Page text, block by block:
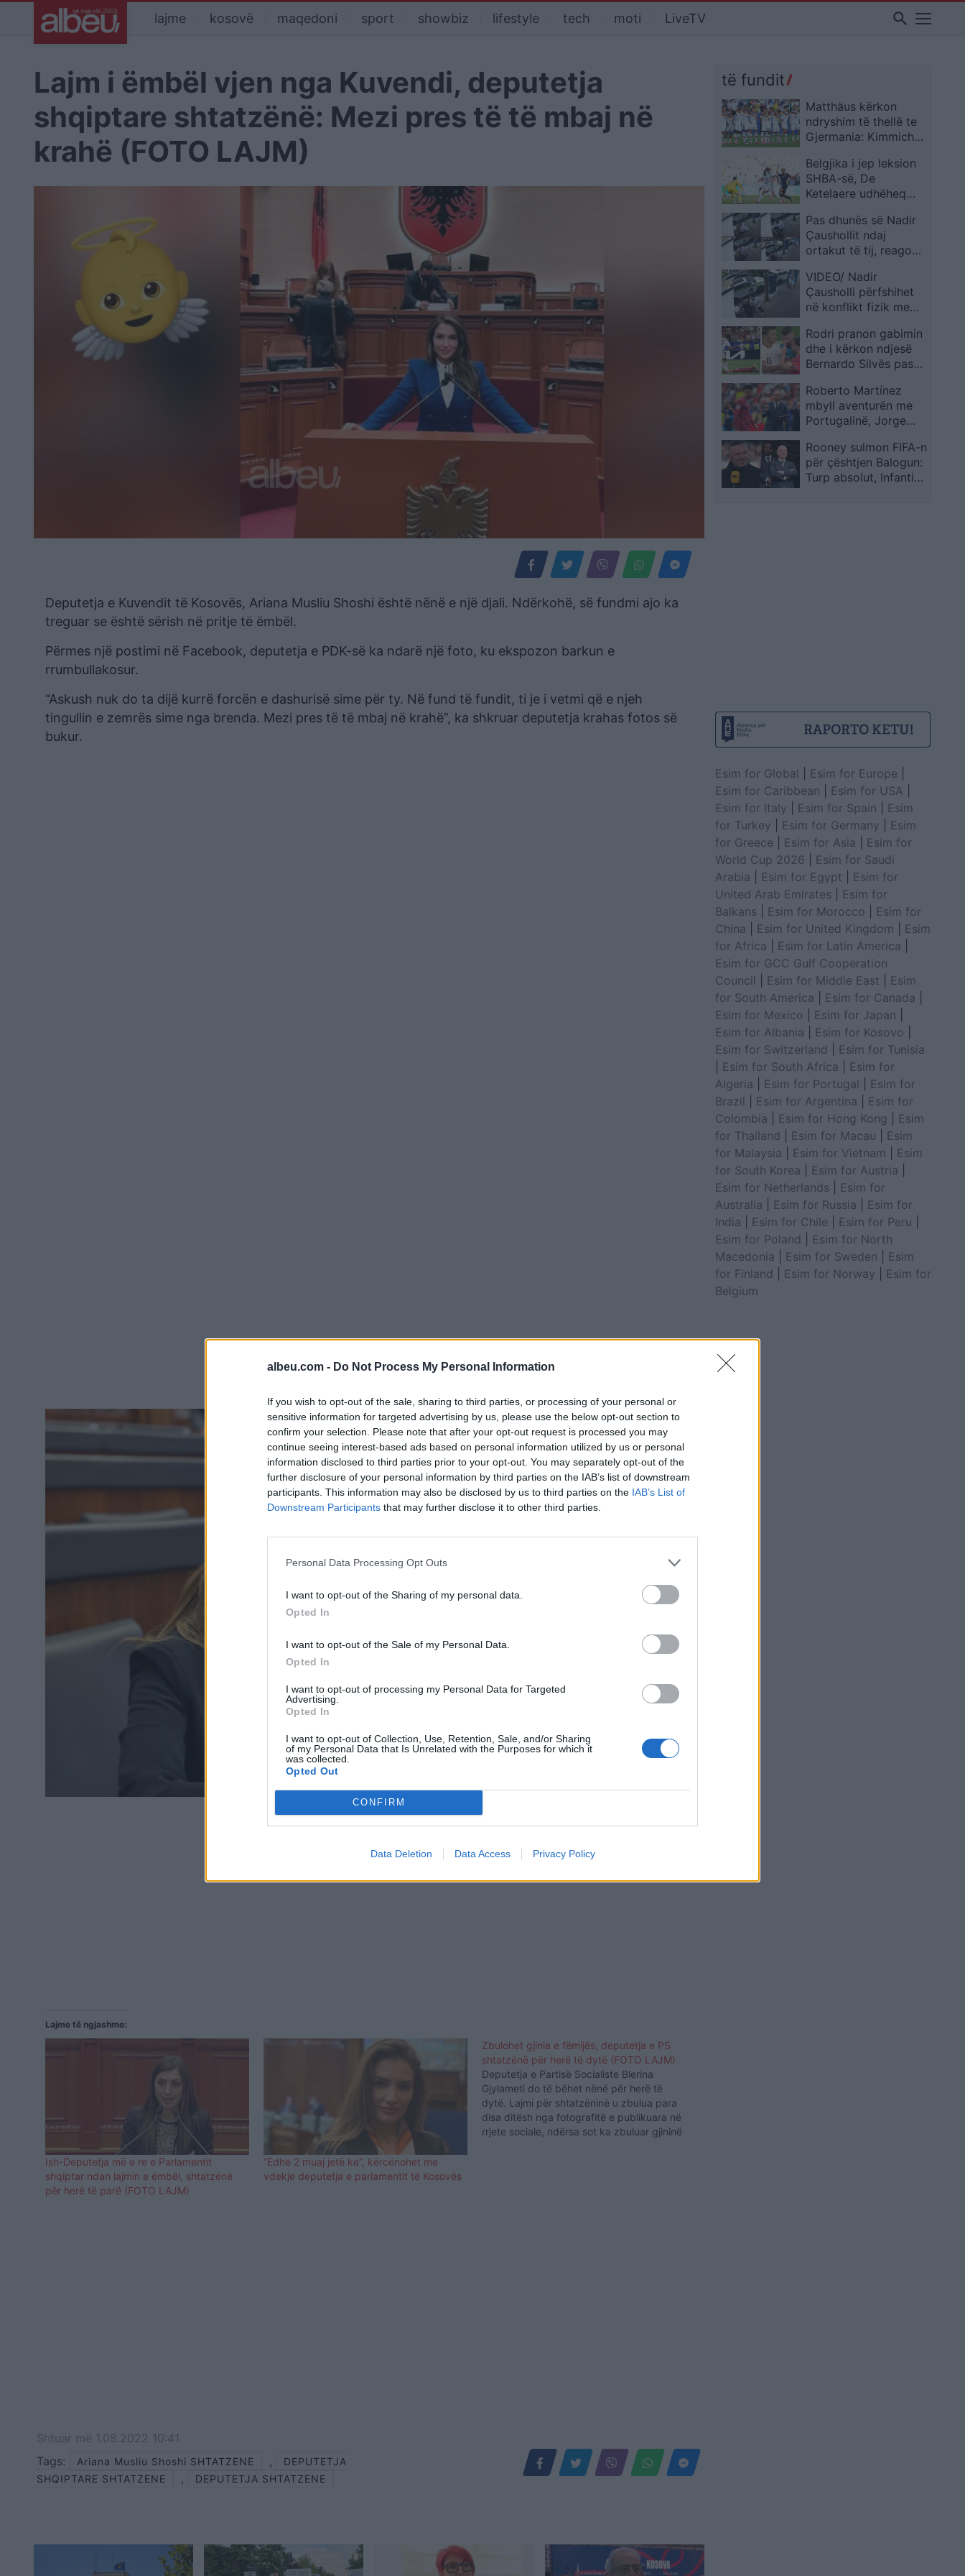
albeu.com - Do Not Process My Personal Information
If you wish to opt-out of the sale, sharing to third parties, or processing of your personal or
sensitive information for targeted advertising by us, please use the below opt-out section to
confirm your selection. Please note that after your opt-out request is processed you may
continue seeing interest-based ads based on personal information utilized by us or personal
information disclosed to third parties prior to your opt-out. You may separately opt-out of the
further disclosure of your personal information by third parties on the IAB’s list of downstream
participants. This information may also be disclosed by us to third parties on the IAB’s List of
Downstream Participants that may further disclose it to other third parties.
Personal Data Processing Opt Outs
I want to opt-out of the Sharing of my personal data.
Opted In
I want to opt-out of the Sale of my Personal Data.
Opted In
I want to opt-out of processing my Personal Data for Targeted
Advertising.
Opted In
I want to opt-out of Collection, Use, Retention, Sale, and/or Sharing
of my Personal Data that Is Unrelated with the Purposes for which it
was collected.
Opted Out
CONFIRM
Data Deletion Data Access Privacy Policy
lajme kosovë maqedoni sport showbiz lifestyle tech moti LiveTV search
Lajm i ëmbël vjen nga Kuvendi, deputetja
shqiptare shtatzënë: Mezi pres të të mbaj në
krahë (FOTO LAJM)
Deputetja e Kuvendit të Kosovës, Ariana Musliu Shoshi është nënë e një djali. Ndërkohë, së fundmi ajo ka
treguar se është sërish në pritje të ëmbël.
Përmes një postimi në Facebook, deputetja e PDK-së ka ndarë një foto, ku ekspozon barkun e
rrumbullakosur.
“Askush nuk do ta dijë kurrë forcën e dashurisë sime për ty. Në fund të fundit, ti je i vetmi që e njeh
tingullin e zemrës sime nga brenda. Mezi pres të të mbaj në krahë”, ka shkruar deputetja krahas fotos së
bukur.
Lajme të ngjashme:
Ish-Deputetja më e re e Parlamentit
shqiptar ndan lajmin e ëmbël, shtatzënë
për herë të parë (FOTO LAJM)
“Edhe 2 muaj jetë ke”, kërcënohet me
vdekje deputetja e parlamentit të Kosovës
Zbulohet gjinia e fëmijës, deputetja e PS
shtatzënë për herë të dytë (FOTO LAJM)
Deputetja e Partisë Socialiste Blerina
Gjylameti do të bëhet nënë për herë të
dytë. Lajmi për shtatzëninë u zbulua para
disa ditësh nga fotografitë e publikuara në
rrjete sociale, ndërsa sot ka zbuluar gjininë
Shtuar më 1.08.2022 10:41
Tags:
Ariana Musliu Shoshi SHTATZENE ,
DEPUTETJA
SHQIPTARE SHTATZENE
, DEPUTETJA SHTATZENE
të fundit
Matthäus kërkon
ndryshim të thellë te
Gjermania: Kimmich
e referimit
Belgjika i jep leksion
SHBA-së, De
Ketelaere udhëheq
çerekfinales
Pas dhunës së Nadir
Çaushollit ndaj
ortakut të tij, reagon
Vladimir Kosta: Në
këto rrethana, ndodh
vetëgjyqësia….
VIDEO/ Nadir
Çausholli përfshihet
në konflikt fizik me
e ish-Bllokut
Rodri pranon gabimin
dhe i kërkon ndjesë
Bernardo Silvës pas
sfidës me Portugalinë
Roberto Martínez
mbyll aventurën me
Portugalinë, Jorge
luzitan
Rooney sulmon FIFA-n
për çështjen Balogun:
Turp absolut, Infantino
Esim for Global Esim for Europe
Esim for Caribbean
Esim for USA
Esim for Italy
Esim for Spain
Esim
for Turkey
Esim for Germany
Esim
for Greece
Esim for Asia
Esim for
World Cup 2026
Esim for Saudi
Arabia
Esim for Egypt
Esim for
United Arab Emirates
Esim for
Balkans
Esim for Morocco
Esim for
China
Esim for United Kingdom
Esim
for Africa
Esim for Latin America
Esim for GCC Gulf Cooperation
Council
Esim for Middle East
Esim
for South America
Esim for Canada
Esim for Mexico
Esim for Japan
Esim for Albania
Esim for Kosovo
Esim for Switzerland
Esim for Tunisia
Esim for South Africa
Esim for
Algeria
Esim for Portugal
Esim for
Brazil
Esim for Argentina
Esim for
Colombia
Esim for Hong Kong
Esim
for Thailand
Esim for Macau
Esim
for Malaysia
Esim for Vietnam
Esim
for South Korea
Esim for Austria
Esim for Netherlands
Esim for
Australia
Esim for Russia
Esim for
India
Esim for Chile Esim for Peru
Esim for Poland
Esim for North
Macedonia
Esim for Sweden
Esim
for Finland
Esim for Norway
Esim for
Belgium